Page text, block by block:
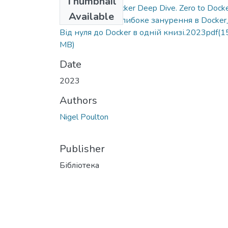
Available
Nigel Poulton.Docker Deep Dive. Zero to
in a single book_Глибоке занурення в
Від нуля до Docker в одній книзі.2023pdf
MB)
Date
2023
Authors
Nigel Poulton
Publisher
Бібліотека